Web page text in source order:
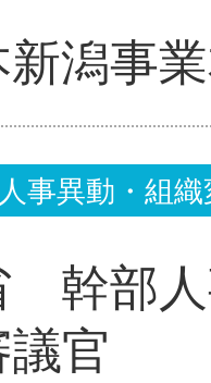
新潟事
人事異動・組
幹部
官